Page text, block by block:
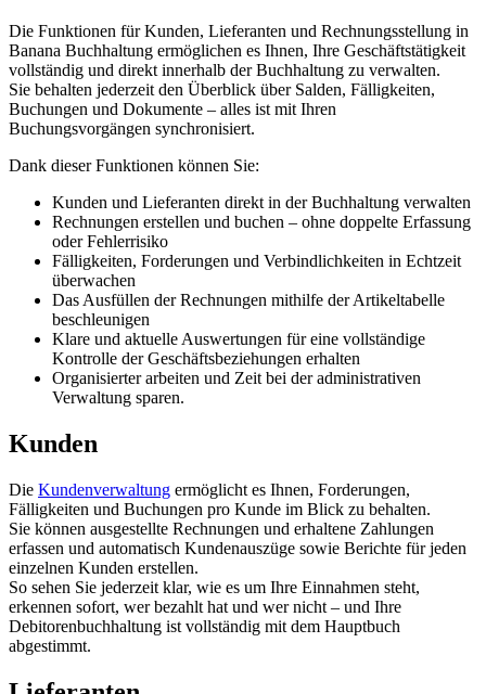
Die Funktionen für Kunden, Lieferanten und Rechnungsstellung in
Banana Buchhaltung ermöglichen es Ihnen, Ihre Geschäftstätigkeit
vollständig und direkt innerhalb der Buchhaltung zu verwalten.
Sie behalten jederzeit den Überblick über Salden, Fälligkeiten,
Buchungen und Dokumente – alles ist mit Ihren
Buchungsvorgängen synchronisiert.
Dank dieser Funktionen können Sie:
Kunden und Lieferanten direkt in der Buchhaltung verwalten
Rechnungen erstellen und buchen – ohne doppelte Erfassung
oder Fehlerrisiko
Fälligkeiten, Forderungen und Verbindlichkeiten in Echtzeit
überwachen
Das Ausfüllen der Rechnungen mithilfe der Artikeltabelle
beschleunigen
Klare und aktuelle Auswertungen für eine vollständige
Kontrolle der Geschäftsbeziehungen erhalten
Organisierter arbeiten und Zeit bei der administrativen
Verwaltung sparen.
Kunden
Die Kundenverwaltung ermöglicht es Ihnen, Forderungen,
Fälligkeiten und Buchungen pro Kunde im Blick zu behalten.
Sie können ausgestellte Rechnungen und erhaltene Zahlungen
erfassen und automatisch Kundenauszüge sowie Berichte für jeden
einzelnen Kunden erstellen.
So sehen Sie jederzeit klar, wie es um Ihre Einnahmen steht,
erkennen sofort, wer bezahlt hat und wer nicht – und Ihre
Debitorenbuchhaltung ist vollständig mit dem Hauptbuch
abgestimmt.